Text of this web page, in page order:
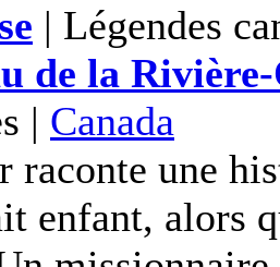
| Légendes
de la
| Canada
raconte une
enfant, alors